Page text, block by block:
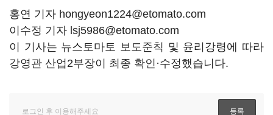
홍연 기자 hongyeon1224@etomato.com
이수정 기자 lsj5986@etomato.com
이 기사는 뉴스토마토 보도준칙 및 윤리강령에 따라
강영관 산업2부장이 최종 확인·수정했습니다.